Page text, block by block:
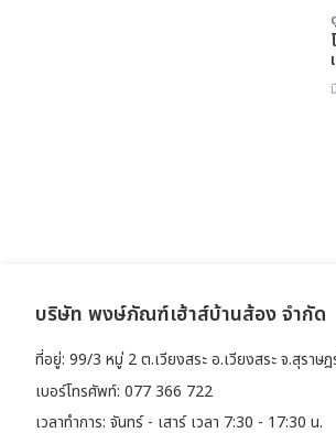
บริษัท พงษ์ภัณฑ์เฮ้าส์บ้านส้อง จำกัด
ที่อยู่: 99/3 หมู่ 2 ต.เวียงสระ อ.เวียงสระ จ.สุราษ
เบอร์โทรศัพท์: 077 366 722
เวลาทำการ: จันทร์ - เสาร์ เวลา 7:30 - 17:30 น.